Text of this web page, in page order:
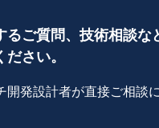
るご質問、技術相談な
さい。
開発設計者が直接ご相談